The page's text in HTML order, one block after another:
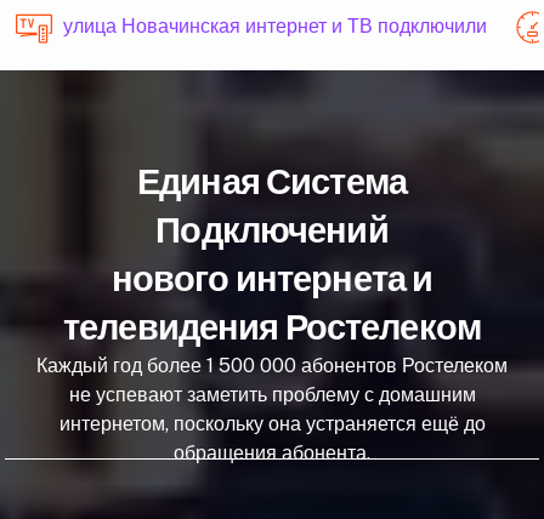
улица Новачинская интернет и ТВ подключили
Единая Система
Подключений
нового интернета и
телевидения Ростелеком
Каждый год более 1 500 000 абонентов Ростелеком
не успевают заметить проблему с домашним
интернетом, поскольку она устраняется ещё до
обращения абонента.